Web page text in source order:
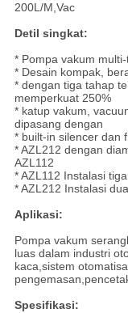
200L/M,Vac
Detil singkat:
* Pompa vakum
* Desain kompak,
* dengan tiga tahap
memperkuat 250%
* katup vakum,
dipasang dengan
* built-in silencer dan
* AZL212 dengan
AZL112
* AZL112 Instalasi
* AZL212 Instalasi
Aplikasi:
Pompa vakum
luas dalam industri
kaca,sistem
Spesifikasi: